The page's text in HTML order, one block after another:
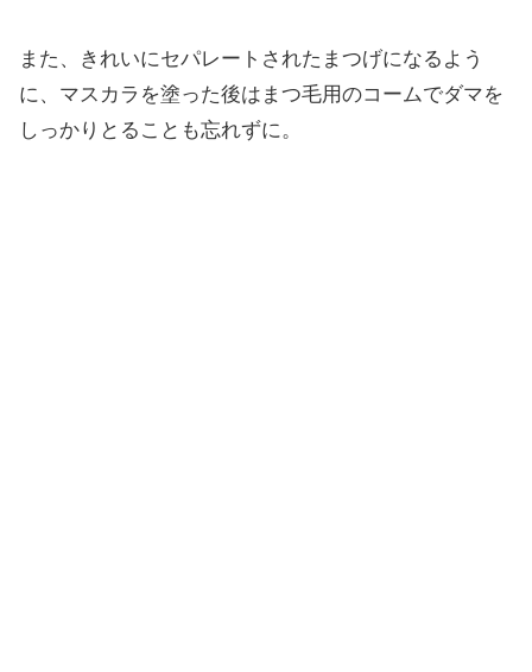
また、きれいにセパレートされたまつげになるよう
に、マスカラを塗った後はまつ毛用のコームでダマを
しっかりとることも忘れずに。